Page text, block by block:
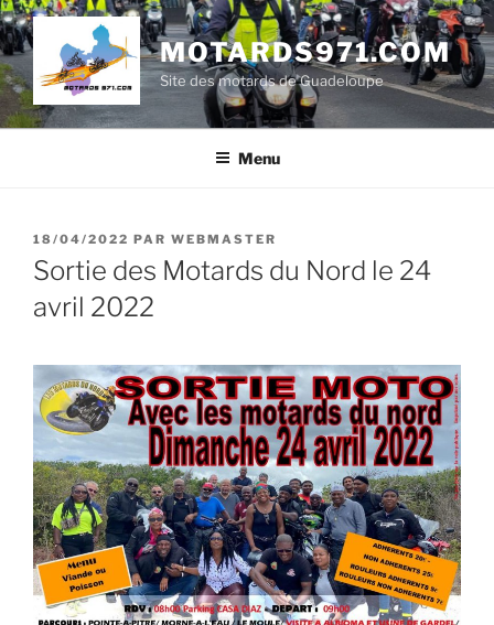
Aller
au
contenu
principal
MOTARDS971.COM
Site des motards de Guadeloupe
Menu
PUBLIÉ
LE
18/04/2022 PAR WEBMASTER
Sortie des Motards du Nord le 24
avril 2022